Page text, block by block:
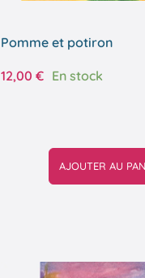
Pomme et potiron
12,00€ En stock
AJOUTER AU